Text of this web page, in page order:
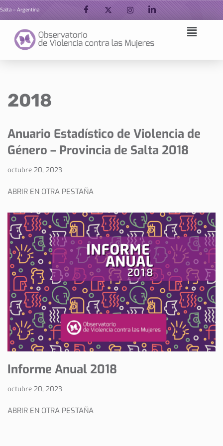
contenido
Salta – Argentina
2018
Anuario Estadístico de Violencia de
Género – Provincia de Salta 2018
octubre 20, 2023
ABRIR EN OTRA PESTAÑA
Informe Anual 2018
octubre 20, 2023
ABRIR EN OTRA PESTAÑA